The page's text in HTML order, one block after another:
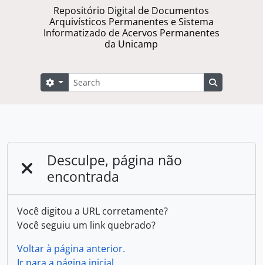
Repositório Digital de Documentos
Arquivísticos Permanentes e Sistema
Informatizado de Acervos Permanentes
da Unicamp
Buscar
Opções de busca
Desculpe, página não
encontrada
Você digitou a URL corretamente?
Você seguiu um link quebrado?
Voltar à página anterior.